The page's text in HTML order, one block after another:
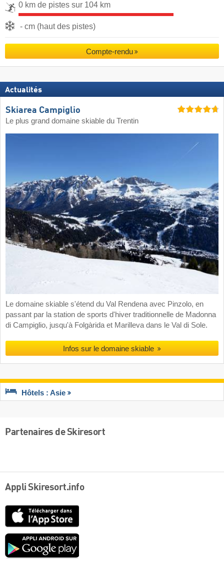
0 km de pistes sur 104 km
- cm (haut des pistes)
Compte-rendu
Actualités
Skiarea Campiglio
Le plus grand domaine skiable du Trentin
Le domaine skiable s'étend du Val Rendena avec Pinzolo, en
passant par la station de sports d'hiver traditionnelle de Madonna
di Campiglio, jusqu'à Folgàrida et Marilleva dans le Val di Sole.
Infos sur le domaine skiable
Hôtels : Asie
Partenaires de Skiresort
Appli Skiresort.info
Google